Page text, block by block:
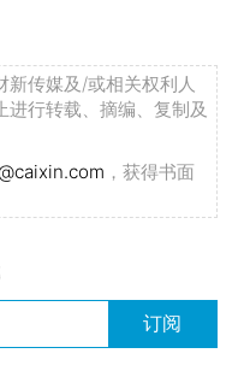
新传媒及/或相关权利人
行转载、摘编、复制及
，获得书面
订阅